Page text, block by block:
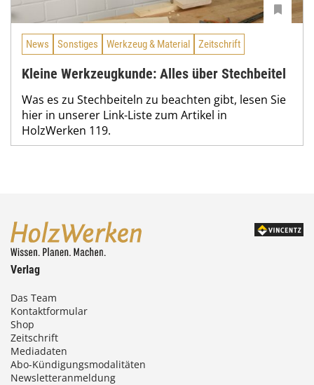
News Sonstiges Werkzeug & Material Zeitschrift
Kleine Werkzeugkunde: Alles über Stechbeitel
Was es zu Stechbeiteln zu beachten gibt, lesen Sie
hier in unserer Link-Liste zum Artikel in
HolzWerken 119.
Verlag
Das Team
Kontaktformular
Shop
Zeitschrift
Mediadaten
Abo-Kündigungsmodalitäten
Newsletteranmeldung